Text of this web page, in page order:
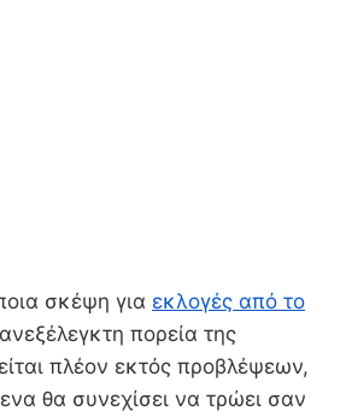
σκέψη για εκλογές από το
πορεία της
πλέον εκτός προβλέψεων,
θα συνεχίσει να τρώει σαν